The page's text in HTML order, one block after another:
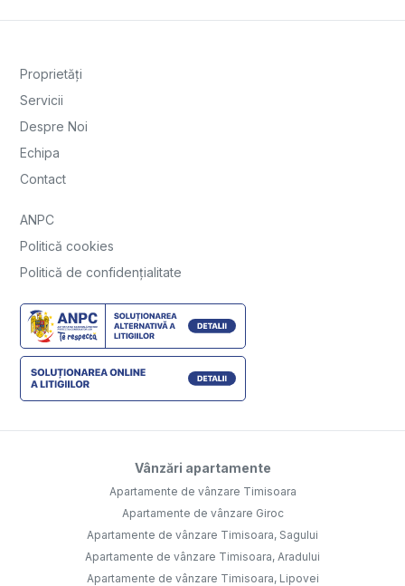
Proprietăți
Servicii
Despre Noi
Echipa
Contact
ANPC
Politică cookies
Politică de confidențialitate
Vânzări apartamente
Apartamente de vânzare Timisoara
Apartamente de vânzare Giroc
Apartamente de vânzare Timisoara, Sagului
Apartamente de vânzare Timisoara, Aradului
Apartamente de vânzare Timisoara, Lipovei